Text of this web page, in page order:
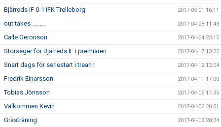
Bjärreds IF 0-1 IFK Trelleborg 2017-05-01 16:11
out takes ......... 2017-04-28 11:43
Calle Geronson 2017-04-24 23:15
Storseger för Bjärreds IF i premiären 2017-04-17 13:22
Snart dags för seriestart i trean ! 2017-04-12 12:04
Fredrik Einarsson 2017-04-11 17:00
Tobias Jönsson 2017-04-05 17:35
Välkommen Kevin 2017-04-02 20:51
Grästräning 2017-04-02 20:34